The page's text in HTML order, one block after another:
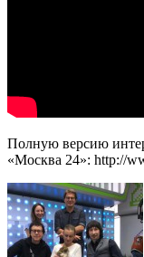
Полную версию
«Москва 24»: http://